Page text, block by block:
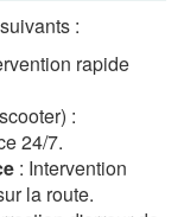
:
rapide
:
24/7.
: Intervention
la route.